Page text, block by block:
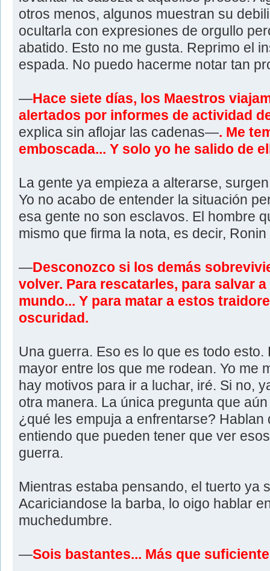
otros menos, algunos muestran su
ocultarla con expresiones de orgullo
abatido. Esto no me gusta. Reprimo el
espada. No puedo hacerme notar tan
—Hace siete días, los Maestros
alertados por informes de actividad
explica sin aflojar las cadenas—. Me
emboscada... Y solo yo he salido de
La gente ya empieza a alterarse,
Yo no acabo de entender la situación
esa gente no son esclavos. El hombre
mismo que firma la nota, es decir,
—Desconozco si los demás
volver. Para rescatarles, para salvar
mundo... Y para matar a estos
oscuridad.
Una guerra. Eso es lo que es todo
mayor entre los que me rodean. Yo me
hay motivos para ir a luchar, iré. Si no,
otra manera. La única pregunta que
¿qué les empuja a enfrentarse?
entiendo que pueden tener que ver
guerra.
Mientras estaba pensando, el tuerto ya
Acariciandose la barba, lo oigo hablar
muchedumbre.
—Sois bastantes... Más que